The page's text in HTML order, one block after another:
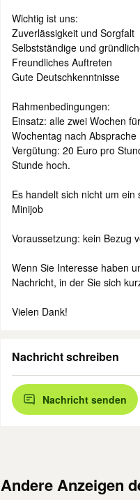
Wichtig ist uns:
Zuverlässigkeit und Sorgfalt
Selbstständige und
Freundliches Auftreten
Gute Deutschkenntnisse
Rahmenbedingungen:
Einsatz: alle zwei Wochen
Wochentag nach Absprache
Vergütung: 20 Euro pro
Stunde hoch.
Es handelt sich nicht um
Minijob
Voraussetzung: kein Bezug
Wenn Sie Interesse haben
Nachricht, in der Sie sich
Vielen Dank!
Nachricht schreiben
Nachricht senden
Andere Anzeigen